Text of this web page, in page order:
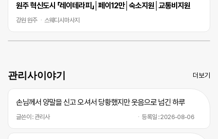
원주 혁신도시 「레이테라피」│페이12만│숙소지원│교통비지원
강원 원주 스웨디시마사지
관리사이야기 더보기
손님께서 양말을 신고 오셔서 당황했지만 웃음으로 넘긴 하루
글쓴이 : 관리사 등록일 : 2026-08-06